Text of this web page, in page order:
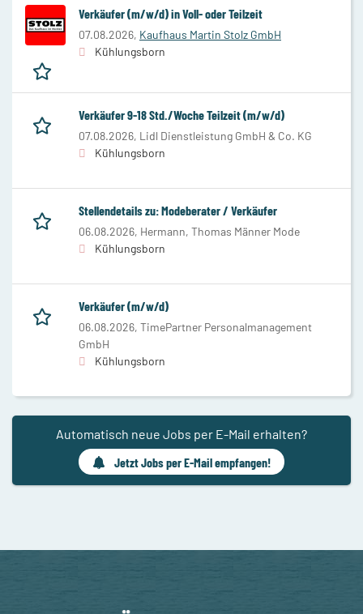
Verkäufer (m/w/d) in Voll- oder Teilzeit
07.08.2026, Kaufhaus Martin Stolz GmbH
Kühlungsborn
Verkäufer 9-18 Std./Woche Teilzeit (m/w/d)
07.08.2026, Lidl Dienstleistung GmbH & Co. KG
Kühlungsborn
Stellendetails zu: Modeberater / Verkäufer
06.08.2026, Hermann, Thomas Männer Mode
Kühlungsborn
Verkäufer (m/w/d)
06.08.2026, TimePartner Personalmanagement
GmbH
Kühlungsborn
Automatisch neue Jobs per E-Mail erhalten?
Jetzt Jobs per E-Mail empfangen!